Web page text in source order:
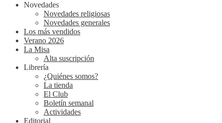
Novedades
Novedades religiosas
Novedades generales
Los más vendidos
Verano 2026
La Misa
Alta suscripción
Librería
¿Quiénes somos?
La tienda
El Club
Boletín semanal
Actividades
Editorial